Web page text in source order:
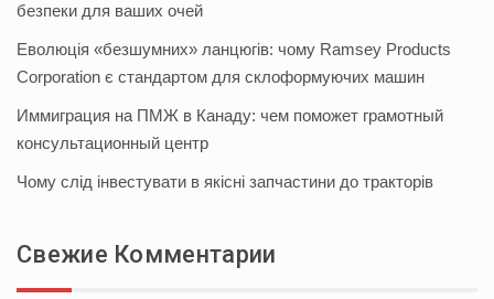
безпеки для ваших очей
Еволюція «безшумних» ланцюгів: чому Ramsey Products
Corporation є стандартом для склоформуючих машин
Иммиграция на ПМЖ в Канаду: чем поможет грамотный
консультационный центр
Чому слід інвестувати в якісні запчастини до тракторів
Свежие Комментарии